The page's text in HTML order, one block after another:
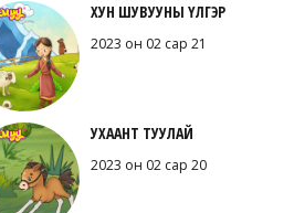
ХУН ШУВУУНЫ ҮЛГЭР
2023 он 02 сар 21
УХААНТ ТУУЛАЙ
2023 он 02 сар 20